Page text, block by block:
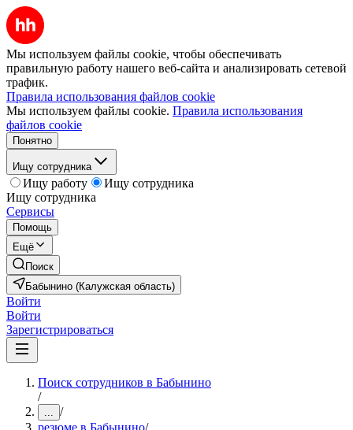
Мы используем файлы cookie, чтобы обеспечивать
правильную работу нашего веб-сайта и анализировать сетевой
трафик.
Правила использования файлов cookie
Мы используем файлы cookie. Правила использования
файлов cookie
Понятно
Ищу сотрудника
Ищу работу
Ищу сотрудника
Ищу сотрудника
Сервисы
Помощь
Ещё
Поиск
Бабынино (Калужская область)
Войти
Войти
Зарегистрироваться
Поиск сотрудников в Бабынино
/
... /
резюме в Бабынино/